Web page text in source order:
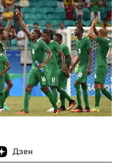
Дзен